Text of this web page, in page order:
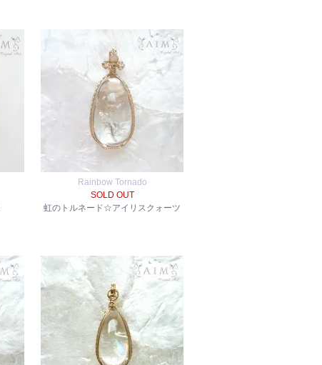
Rainbow Tornado
SOLD OUT
虹のトルネード☆アイリスクォーツ